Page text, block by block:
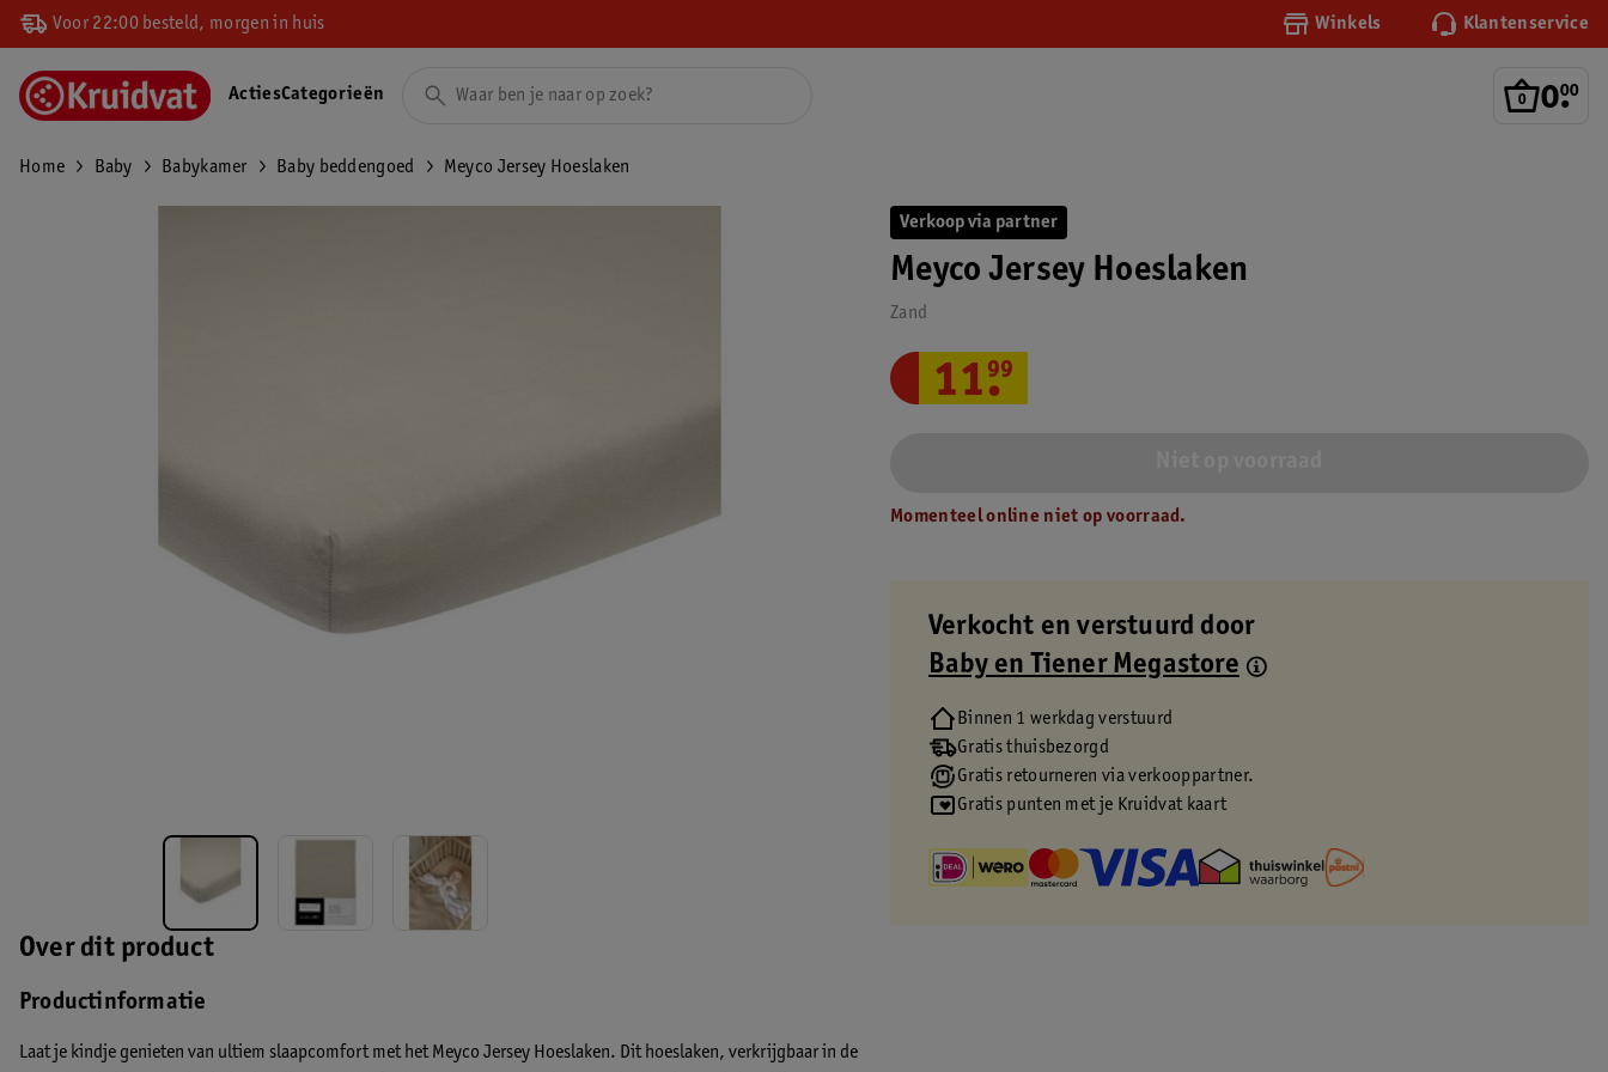
Voor 22:00 besteld, morgen in huis Winkels Klantenservice
0.
00
ActiesCategorieën
Home Baby Babykamer Baby beddengoed Meyco Jersey Hoeslaken
Over dit product
Productinformatie
Laat je kindje genieten van ultiem slaapcomfort met het Meyco Jersey Hoeslaken. Dit hoeslaken, verkrijgbaar in de
Verkoop via partner
Meyco Jersey Hoeslaken
Zand
11.
99
Momenteel online niet op voorraad.
Verkocht en verstuurd door
Baby en Tiener Megastore
Binnen 1 werkdag verstuurd
Gratis thuisbezorgd
Gratis retourneren via verkooppartner.
Gratis punten met je Kruidvat kaart